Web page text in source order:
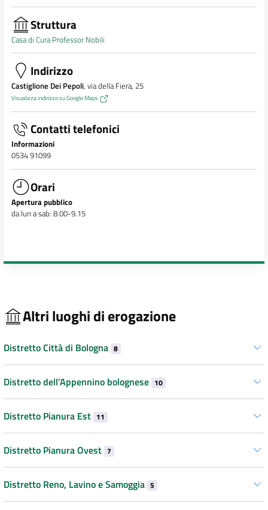
Struttura
Casa di Cura Professor Nobili
Indirizzo
Castiglione Dei Pepoli, via della Fiera, 25
Visualizza indirizzo su Google Maps
Contatti telefonici
Informazioni
0534 91099
Orari
Apertura pubblico
da lun a sab: 8.00-9.15
Altri luoghi di erogazione
Distretto Città di Bologna 8
Distretto dell’Appennino bolognese 10
Distretto Pianura Est 11
Distretto Pianura Ovest 7
Distretto Reno, Lavino e Samoggia 5